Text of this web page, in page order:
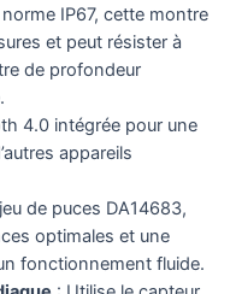
IP67, cette montre
et peut résister à
de profondeur
4.0 intégrée pour une
appareils
de puces DA14683,
optimales et une
fonctionnement fluide.